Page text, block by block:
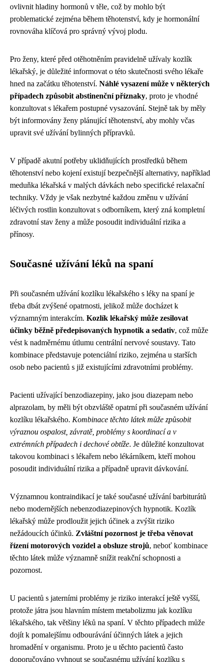
ovlivnit hladiny hormonů v těle, což by mohlo být
problematické zejména během těhotenství, kdy je hormonální
rovnováha klíčová pro správný vývoj plodu.
Pro ženy, které před otěhotněním pravidelně užívaly kozlík
lékařský, je důležité informovat o této skutečnosti svého lékaře
hned na začátku těhotenství. Náhlé vysazení může v některých
případech způsobit abstinenční příznaky, proto je vhodné
konzultovat s lékařem postupné vysazování. Stejně tak by měly
být informovány ženy plánující těhotenství, aby mohly včas
upravit své užívání bylinných přípravků.
V případě akutní potřeby uklidňujících prostředků během
těhotenství nebo kojení existují bezpečnější alternativy, například
meduňka lékařská v malých dávkách nebo specifické relaxační
techniky. Vždy je však nezbytné každou změnu v užívání
léčivých rostlin konzultovat s odborníkem, který zná kompletní
zdravotní stav ženy a může posoudit individuální rizika a
přínosy.
Současné užívání léků na spaní
Při současném užívání kozlíku lékařského s léky na spaní je
třeba dbát zvýšené opatrnosti, jelikož může docházet k
významným interakcím. Kozlík lékařský může zesilovat
účinky běžně předepisovaných hypnotik a sedativ, což může
vést k nadměrnému útlumu centrální nervové soustavy. Tato
kombinace představuje potenciální riziko, zejména u starších
osob nebo pacientů s již existujícími zdravotními problémy.
Pacienti užívající benzodiazepiny, jako jsou diazepam nebo
alprazolam, by měli být obzvláště opatrní při současném užívání
kozlíku lékařského. Kombinace těchto látek může způsobit
výraznou ospalost, závratě, problémy s koordinací a v
extrémních případech i dechové obtíže. Je důležité konzultovat
takovou kombinaci s lékařem nebo lékárníkem, kteří mohou
posoudit individuální rizika a případně upravit dávkování.
Významnou kontraindikací je také současné užívání barbiturátů
nebo modernějších nebenzodiazepinových hypnotik. Kozlík
lékařský může prodloužit jejich účinek a zvýšit riziko
nežádoucích účinků. Zvláštní pozornost je třeba věnovat
řízení motorových vozidel a obsluze strojů, neboť kombinace
těchto látek může významně snížit reakční schopnosti a
pozornost.
U pacientů s jaterními problémy je riziko interakcí ještě vyšší,
protože játra jsou hlavním místem metabolizmu jak kozlíku
lékařského, tak většiny léků na spaní. V těchto případech může
dojít k pomalejšímu odbourávání účinných látek a jejich
hromadění v organismu. Proto je u těchto pacientů často
doporučováno vyhnout se současnému užívání kozlíku s